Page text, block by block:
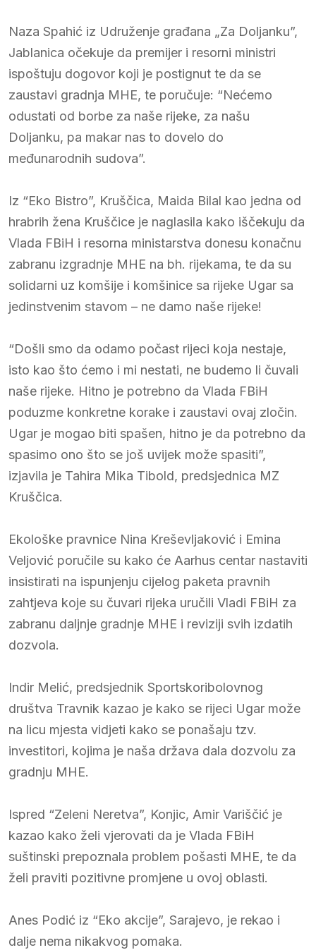
Naza Spahić iz Udruženje građana „Za Doljanku”,
Jablanica očekuje da premijer i resorni ministri
ispoštuju dogovor koji je postignut te da se
zaustavi gradnja MHE, te poručuje: “Nećemo
odustati od borbe za naše rijeke, za našu
Doljanku, pa makar nas to dovelo do
međunarodnih sudova”.
Iz “Eko Bistro”, Kruščica, Maida Bilal kao jedna od
hrabrih žena Kruščice je naglasila kako iščekuju da
Vlada FBiH i resorna ministarstva donesu konačnu
zabranu izgradnje MHE na bh. rijekama, te da su
solidarni uz komšije i komšinice sa rijeke Ugar sa
jedinstvenim stavom – ne damo naše rijeke!
“Došli smo da odamo počast rijeci koja nestaje,
isto kao što ćemo i mi nestati, ne budemo li čuvali
naše rijeke. Hitno je potrebno da Vlada FBiH
poduzme konkretne korake i zaustavi ovaj zločin.
Ugar je mogao biti spašen, hitno je da potrebno da
spasimo ono što se još uvijek može spasiti”,
izjavila je Tahira Mika Tibold, predsjednica MZ
Kruščica.
Ekološke pravnice Nina Kreševljaković i Emina
Veljović poručile su kako će Aarhus centar nastaviti
insistirati na ispunjenju cijelog paketa pravnih
zahtjeva koje su čuvari rijeka uručili Vladi FBiH za
zabranu daljnje gradnje MHE i reviziji svih izdatih
dozvola.
Indir Melić, predsjednik Sportskoribolovnog
društva Travnik kazao je kako se rijeci Ugar može
na licu mjesta vidjeti kako se ponašaju tzv.
investitori, kojima je naša država dala dozvolu za
gradnju MHE.
Ispred “Zeleni Neretva”, Konjic, Amir Variščić je
kazao kako želi vjerovati da je Vlada FBiH
suštinski prepoznala problem pošasti MHE, te da
želi praviti pozitivne promjene u ovoj oblasti.
Anes Podić iz “Eko akcije”, Sarajevo, je rekao i
dalje nema nikakvog pomaka.